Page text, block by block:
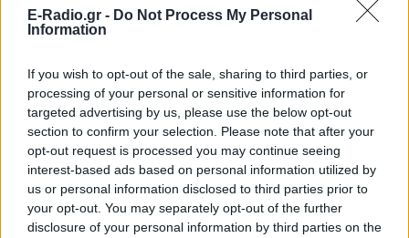
E-Radio.gr - Do Not Process My Personal
Information
If you wish to opt-out of the sale, sharing to third parties, or
processing of your personal or sensitive information for
targeted advertising by us, please use the below opt-out
section to confirm your selection. Please note that after your
opt-out request is processed you may continue seeing
interest-based ads based on personal information utilized by
us or personal information disclosed to third parties prior to
your opt-out. You may separately opt-out of the further
disclosure of your personal information by third parties on the